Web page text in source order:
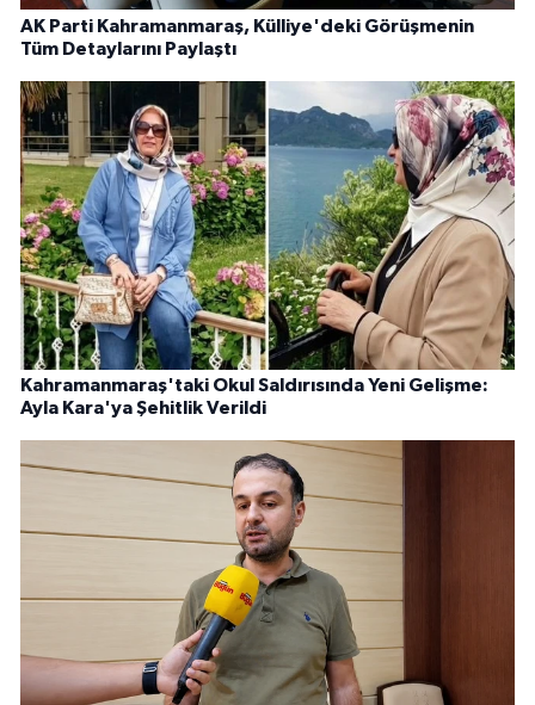
AK Parti Kahramanmaraş, Külliye'deki Görüşmenin
Tüm Detaylarını Paylaştı
Kahramanmaraş'taki Okul Saldırısında Yeni Gelişme:
Ayla Kara'ya Şehitlik Verildi